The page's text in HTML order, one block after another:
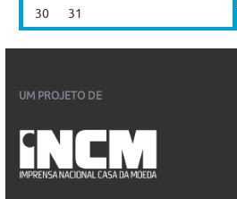
30
31
UM PROJETO DE